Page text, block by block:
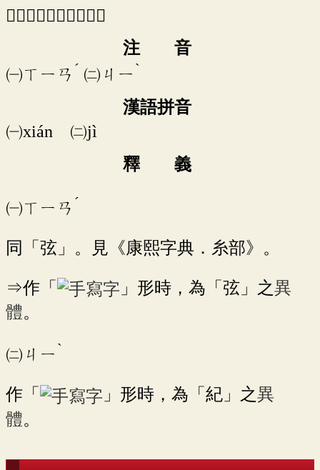
「𥾏」《說文》不錄。
注 音
㈠ㄒㄧㄢ ˊ ㈡ ㄐㄧ ˋ
漢語拼音
㈠xián ㈡jì
釋 義
㈠ㄒㄧㄢ ˊ
同「弦」。見《康熙字典．糸部》。
⇒作「 」形時，為「弦」之異
體。
㈡ ㄐㄧ ˋ
作「 」形時，為「紀」之異
體。